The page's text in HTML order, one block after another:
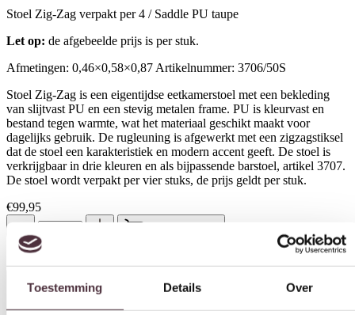
Toestemming Details
We gebruiken cookies om content en advertenties te
Stoel Zig-Zag verpakt per 4 / Saddle PU taupe
Let op: de afgebeelde prijs is per stuk.
Afmetingen: 0,46×0,58×0,87 Artikelnummer: 3706/50S
Stoel Zig-Zag is een eigentijdse eetkamerstoel met een bekleding
van slijtvast PU en een stevig metalen frame. PU is kleurvast en
bestand tegen warmte, wat het materiaal geschikt maakt voor
dagelijks gebruik. De rugleuning is afgewerkt met een zigzagstiksel
dat de stoel een karakteristiek en modern accent geeft. De stoel is
verkrijgbaar in drie kleuren en als bijpassende barstoel, artikel 3707.
De stoel wordt verpakt per vier stuks, de prijs geldt per stuk.
€99,95